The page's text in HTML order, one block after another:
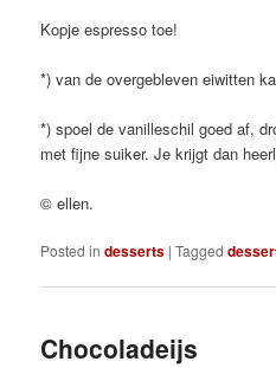
Kopje espresso toe!
*) van de overgebleven eiwitten
*) spoel de vanilleschil goed af,
met fijne suiker. Je krijgt dan
© ellen.
Posted in desserts |Tagged
Chocoladeijs